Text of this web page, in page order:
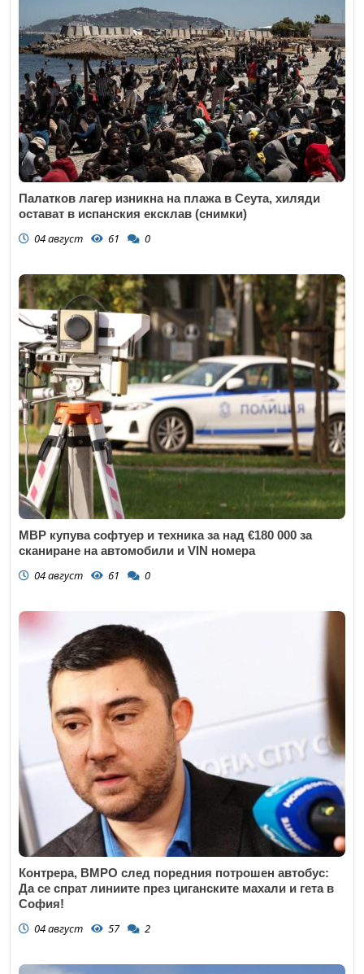
Палатков лагер изникна на плажа в Сеута, хиляди
остават в испанския ексклав (снимки)
04 август 61 0
МВР купува софтуер и техника за над €180 000 за
сканиране на автомобили и VIN номера
04 август 61 0
Контрера, ВМРО след поредния потрошен автобус:
Да се спрат линиите през циганските махали и гета в
София!
04 август 57 2